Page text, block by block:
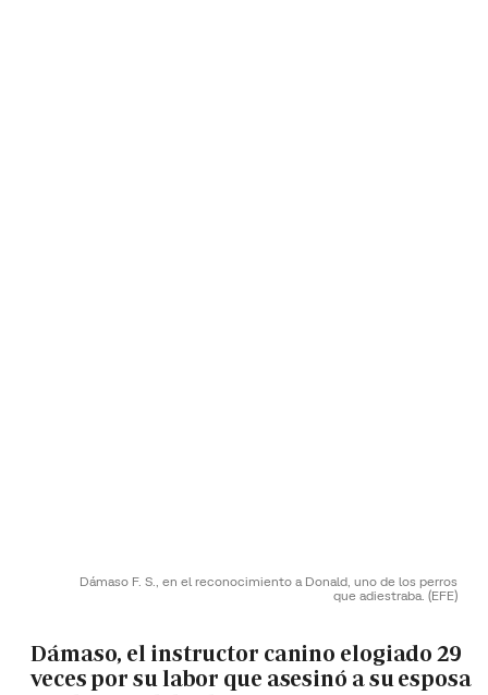
Dámaso F. S., en el reconocimiento a Donald, uno de los perros
que adiestraba. (EFE)
Dámaso, el instructor canino elogiado 29
veces por su labor que asesinó a su esposa